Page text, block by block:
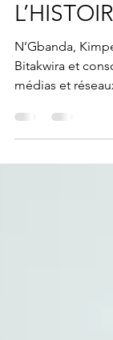
N’Gbanda,
médias et
experts de...